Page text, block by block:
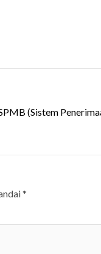
(Sistem
*